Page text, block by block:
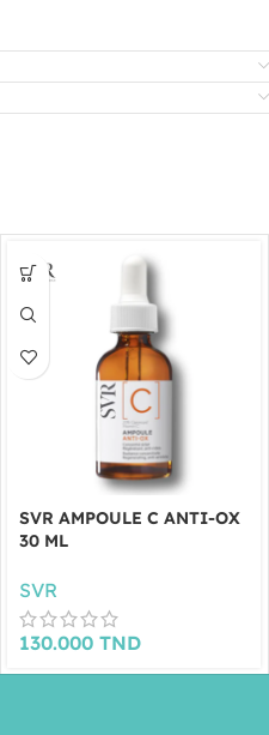
SVR AMPOULE C ANTI-OX
30 ML
SVR
130.000 TND